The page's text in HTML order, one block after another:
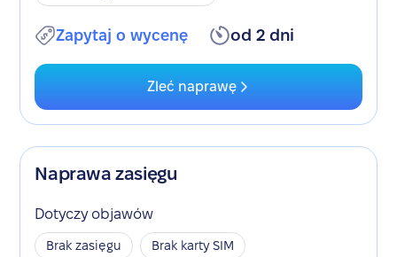
Zapytaj o wycenę od 2 dni
Zleć naprawę
Naprawa zasięgu
Dotyczy objawów
Brak zasięgu
Brak karty SIM